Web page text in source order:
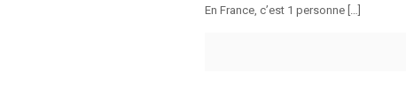
En France, c’est 1 personne […]